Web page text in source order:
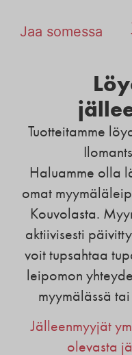
Jaa somessa
Tuotteitamme
Haluamme olla
omat
Kouvolasta.
aktiivisesti
voit tupsahtaa
leipomon
myymälässä
Jälleenmyyjät
olevasta